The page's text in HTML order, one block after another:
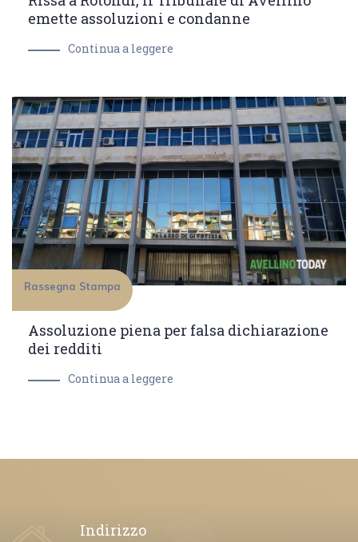
emette assoluzioni e condanne
Continua a leggere
Rassegna Stampa
Assoluzione piena per falsa dichiarazione
dei redditi
Continua a leggere
Indirizzo